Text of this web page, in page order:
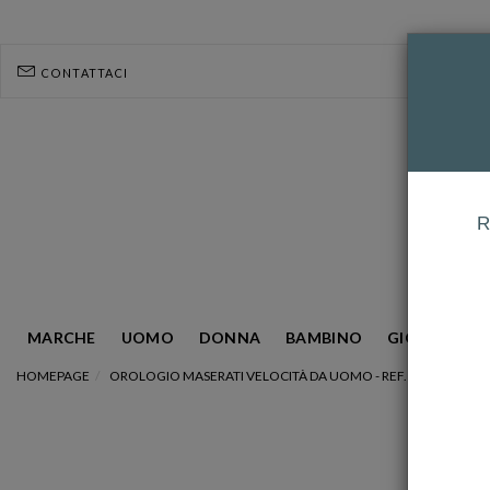
CONTATTACI
MARCHE UOMO DONNA BAMBINO GIOIELLERIA
HOMEPAGE OROLOGIO MASERATI VELOCITÀ DA UOMO - REF.